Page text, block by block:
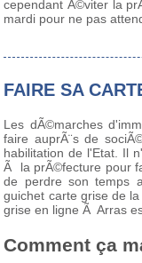
cependant Ã©viter la
mardi pour ne pas
FAIRE SA
Les dÃ©marches
faire auprÃ¨s de
habilitation de l'Etat. Il
Ã la prÃ©fecture pour
de perdre son temps
guichet carte grise de
grise en ligne Ã Arras
Comment ça